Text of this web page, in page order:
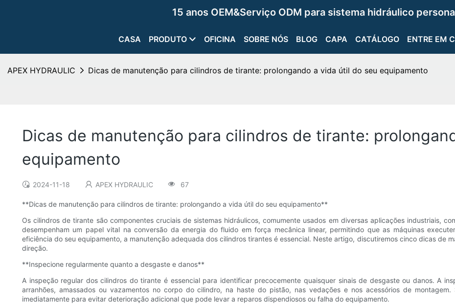
15 anos OEM&Serviço ODM para sistema hidráulico
CASA PRODUTO OFICINA SOBRE NÓS BLOG CAPA CATÁLOGO ENTRE EM
APEX HYDRAULIC Dicas de manutenção para cilindros de tirante: prolongando a vida útil do seu equipamento
Dicas de manutenção para cilindros de tirante:
equipamento
2024-11-18 APEX HYDRAULIC 67
**Dicas de manutenção para cilindros de tirante: prolongando a vida útil do seu equipamento**
Os cilindros de tirante são componentes cruciais de sistemas hidráulicos, comumente usados ​​em diversas aplicações industriais,
desempenham um papel vital na conversão da energia do fluido em força mecânica linear, permitindo que as máquinas
eficiência do seu equipamento, a manutenção adequada dos cilindros tirantes é essencial. Neste artigo, discutiremos cinco dicas de
direção.
**Inspecione regularmente quanto a desgaste e danos**
A inspeção regular dos cilindros do tirante é essencial para identificar precocemente quaisquer sinais de desgaste ou danos. A
arranhões, amassados ​​ou vazamentos no corpo do cilindro, na haste do pistão, nas vedações e nos acessórios de
imediatamente para evitar deterioração adicional que pode levar a reparos dispendiosos ou falha do equipamento.